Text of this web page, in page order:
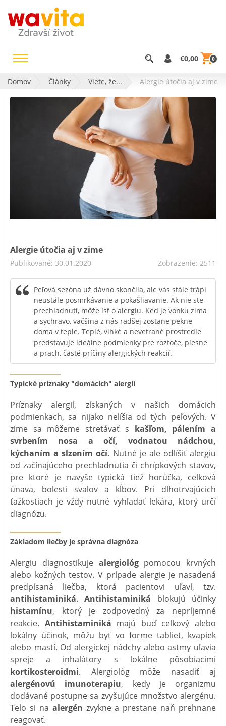
€0,00 0
Domov Články Viete, že... Alergie útočia aj v zime
Alergie útočia aj v zime
Publikované: 30.01.2020 Zobrazenie: 2511
Peľová sezóna už dávno skončila, ale vás stále trápi
neustále posmrkávanie a pokašliavanie. Ak nie ste
prechladnutí, môže ísť o alergiu. Keď je vonku zima
a sychravo, väčšina z nás radšej zostane pekne
doma v teple. Teplé, vlhké a nevetrané prostredie
predstavuje ideálne podmienky pre roztoče, plesne
a prach, časté príčiny alergických reakcií.
Typické príznaky "domácich" alergií
Príznaky alergií, získaných v našich domácich
podmienkach, sa nijako nelíšia od tých peľových. V
zime sa môžeme stretávať s kašľom, pálením a
svrbením nosa a očí, vodnatou nádchou,
kýchaním a slzením očí. Nutné je ale odlíšiť alergiu
od začínajúceho prechladnutia či chrípkových stavov,
pre ktoré je navyše typická tiež horúčka, celková
únava, bolesti svalov a kĺbov. Pri dlhotrvajúcich
ťažkostiach je vždy nutné vyhľadať lekára, ktorý určí
diagnózu.
Základom liečby je správna diagnóza
Alergiu diagnostikuje alergiológpomocou krvných
alebo kožných testov. V prípade alergie je nasadená
predpísaná liečba, ktorá pacientovi uľaví, tzv.
antihistaminiká.Antihistaminiká blokujú účinky
histamínu, ktorý je zodpovedný za nepríjemné
reakcie. Antihistaminiká majú buď celkový alebo
lokálny účinok, môžu byť vo forme tabliet, kvapiek
alebo mastí. Od alergickej nádchy alebo astmy uľavia
spreje a inhalátory s lokálne pôsobiacimi
kortikosteroidmi. Alergiológ môže nasadiť aj
alergénovú imunoterapiu, kedy je organizmu
dodávané postupne sa zvyšujúce množstvo alergénu.
Telo si na alergén zvykne a prestane naň prehnane
reagovať.